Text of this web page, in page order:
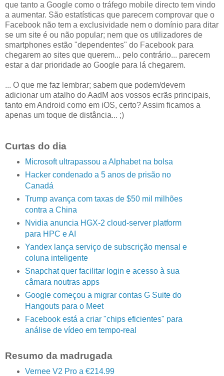
que tanto a Google como o tráfego mobile directo tem vindo
a aumentar. São estatísticas que parecem comprovar que o
Facebook não tem a exclusividade nem o domínio para ditar
se um site é ou não popular; nem que os utilizadores de
smartphones estão "dependentes" do Facebook para
chegarem ao sites que querem... pelo contrário... parecem
estar a dar prioridade ao Google para lá chegarem.
... O que me faz lembrar; sabem que podem/devem
adicionar um atalho do AadM aos vossos ecrãs principais,
tanto em Android como em iOS, certo? Assim ficamos a
apenas um toque de distância... ;)
Curtas do dia
Microsoft ultrapassou a Alphabet na bolsa
Hacker condenado a 5 anos de prisão no
Canadá
Trump avança com taxas de $50 mil milhões
contra a China
Nvidia anuncia HGX-2 cloud-server platform
para HPC e AI
Yandex lança serviço de subscrição mensal e
coluna inteligente
Snapchat quer facilitar login e acesso à sua
câmara noutras apps
Google começou a migrar contas G Suite do
Hangouts para o Meet
Facebook está a criar "chips eficientes" para
análise de vídeo em tempo-real
Resumo da madrugada
Vernee V2 Pro a €214.99